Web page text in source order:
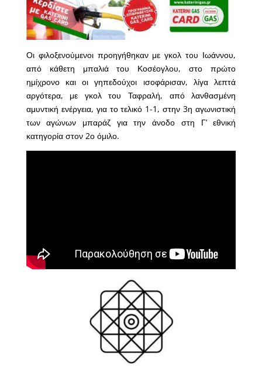
Οι φιλοξενούμενοι προηγήθηκαν με γκολ του Ιωάννου,
από κάθετη μπαλιά του Κοσέογλου, στο πρώτο
ημίχρονο και οι γηπεδούχοι ισοφάρισαν, λίγα λεπτά
αργότερα, με γκολ του Ταφραλή, από λανθασμένη
αμυντική ενέργεια, για το τελικό 1-1, στην 3η αγωνιστική
των αγώνων μπαράζ για την άνοδο στη Γ’ εθνική
κατηγορία στον 2ο όμιλο.